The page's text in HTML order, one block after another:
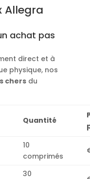
Allegra
achat pas
direct et à
physique, nos
chersdu
Quantité
10
comprimés
30